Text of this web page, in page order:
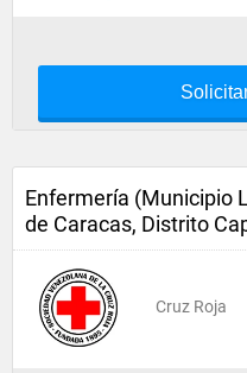
Enfermería (Municipio
de Caracas, Distrito
Cruz Roja